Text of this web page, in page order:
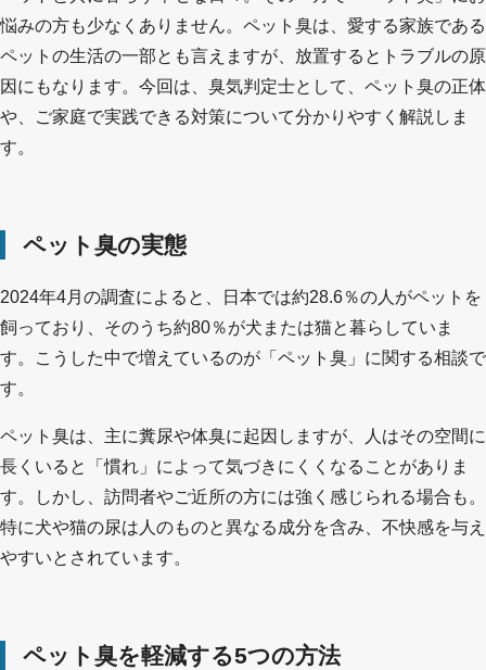
悩みの方も少なくありません。ペット臭は、愛する家族である
ペットの生活の一部とも言えますが、放置するとトラブルの原
因にもなります。今回は、臭気判定士として、ペット臭の正体
や、ご家庭で実践できる対策について分かりやすく解説しま
す。
ペット臭の実態
2024年4月の調査によると、日本では約28.6％の人がペットを
飼っており、そのうち約80％が犬または猫と暮らしていま
す。こうした中で増えているのが「ペット臭」に関する相談で
す。
ペット臭は、主に糞尿や体臭に起因しますが、人はその空間に
長くいると「慣れ」によって気づきにくくなることがありま
す。しかし、訪問者やご近所の方には強く感じられる場合も。
特に犬や猫の尿は人のものと異なる成分を含み、不快感を与え
やすいとされています。
ペット臭を軽減する5つの方法